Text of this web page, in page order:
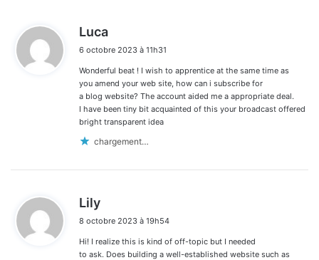
Luca
t
:
6 octobre 2023 à 11h31
Wonderful beat ! I wish to apprentice at the same time as
you amend your web site, how can i subscribe for
a blog website? The account aided me a appropriate deal.
I have been tiny bit acquainted of this your broadcast offered
bright transparent idea
chargement…
Lily
t
:
8 octobre 2023 à 19h54
Hi! I realize this is kind of off-topic but I needed
to ask. Does building a well-established website such as